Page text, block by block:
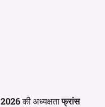
2026की अध्यक्षताफ्रांस